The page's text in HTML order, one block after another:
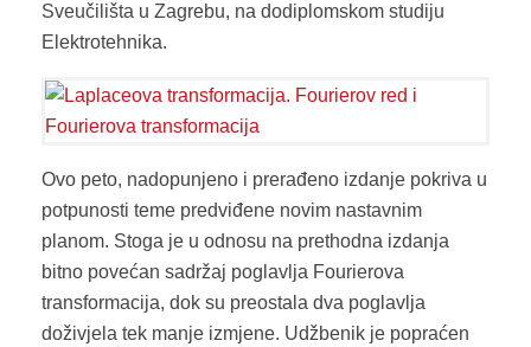
Sveučilišta u Zagrebu, na dodiplomskom studiju
Elektrotehnika.
Ovo peto, nadopunjeno i prerađeno izdanje pokriva u
potpunosti teme predviđene novim nastavnim
planom. Stoga je u odnosu na prethodna izdanja
bitno povećan sadržaj poglavlja Fourierova
transformacija, dok su preostala dva poglavlja
doživjela tek manje izmjene. Udžbenik je popraćen